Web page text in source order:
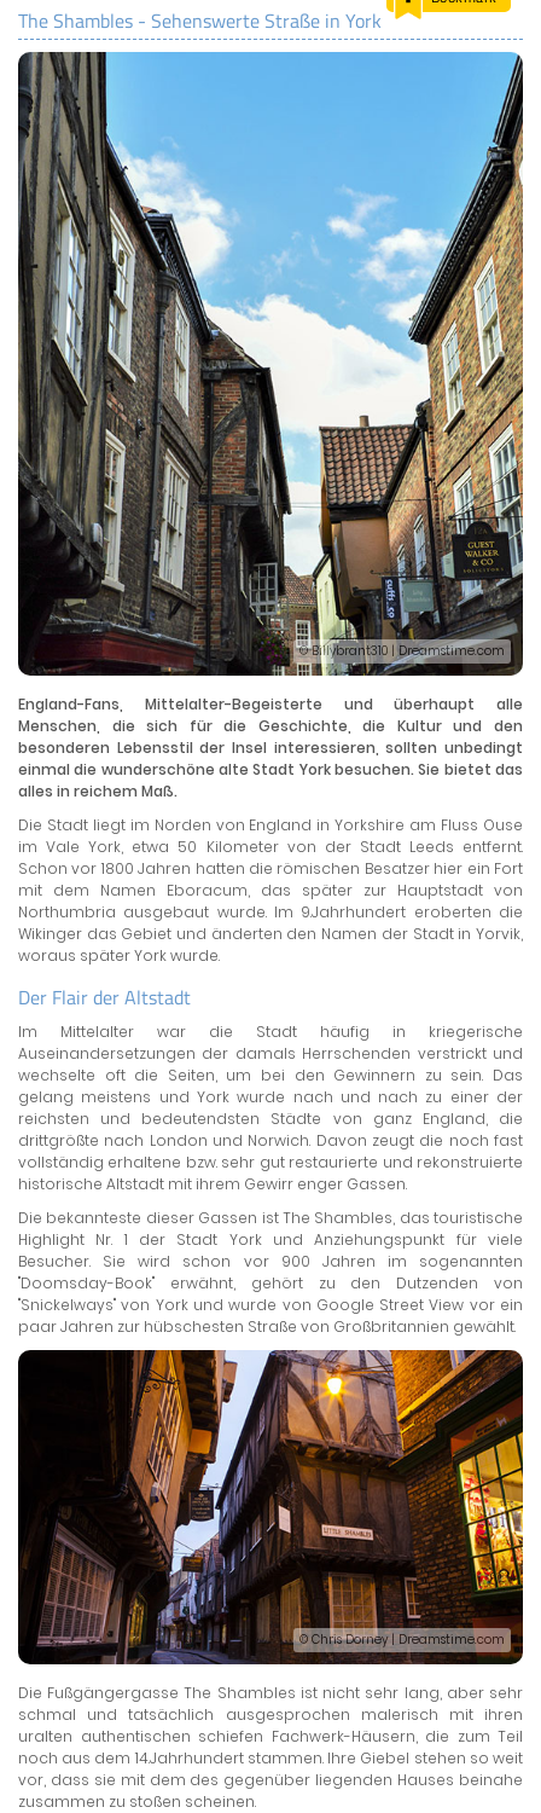
LAND & LEUTE
The Shambles - Sehenswerte Straße in York
© Billybrant310 | Dreamstime.com
England-Fans, Mittelalter-Begeisterte und überhaupt alle
Menschen, die sich für die Geschichte, die Kultur und den
besonderen Lebensstil der Insel interessieren, sollten unbedingt
einmal die wunderschöne alte Stadt York besuchen. Sie bietet das
alles in reichem Maß.
Die Stadt liegt im Norden von England in Yorkshire am Fluss Ouse
im Vale York, etwa 50 Kilometer von der Stadt Leeds entfernt.
Schon vor 1800 Jahren hatten die römischen Besatzer hier ein Fort
mit dem Namen Eboracum, das später zur Hauptstadt von
Northumbria ausgebaut wurde. Im 9.Jahrhundert eroberten die
Wikinger das Gebiet und änderten den Namen der Stadt in Yorvik,
woraus später York wurde.
Der Flair der Altstadt
Im Mittelalter war die Stadt häufig in kriegerische
Auseinandersetzungen der damals Herrschenden verstrickt und
wechselte oft die Seiten, um bei den Gewinnern zu sein. Das
gelang meistens und York wurde nach und nach zu einer der
reichsten und bedeutendsten Städte von ganz England, die
drittgrößte nach London und Norwich. Davon zeugt die noch fast
vollständig erhaltene bzw. sehr gut restaurierte und rekonstruierte
historische Altstadt mit ihrem Gewirr enger Gassen.
Die bekannteste dieser Gassen ist The Shambles, das touristische
Highlight Nr. 1 der Stadt York und Anziehungspunkt für viele
Besucher. Sie wird schon vor 900 Jahren im sogenannten
"Doomsday-Book" erwähnt, gehört zu den Dutzenden von
"Snickelways" von York und wurde von Google Street View vor ein
paar Jahren zur hübschesten Straße von Großbritannien gewählt.
© Chris Dorney | Dreamstime.com
Die Fußgängergasse The Shambles ist nicht sehr lang, aber sehr
schmal und tatsächlich ausgesprochen malerisch mit ihren
uralten authentischen schiefen Fachwerk-Häusern, die zum Teil
noch aus dem 14.Jahrhundert stammen. Ihre Giebel stehen so weit
vor, dass sie mit dem des gegenüber liegenden Hauses beinahe
zusammen zu stoßen scheinen.